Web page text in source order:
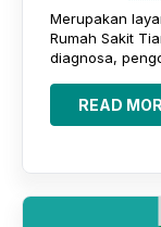
Merupakan
Rumah Sakit
diagnosa,
READ